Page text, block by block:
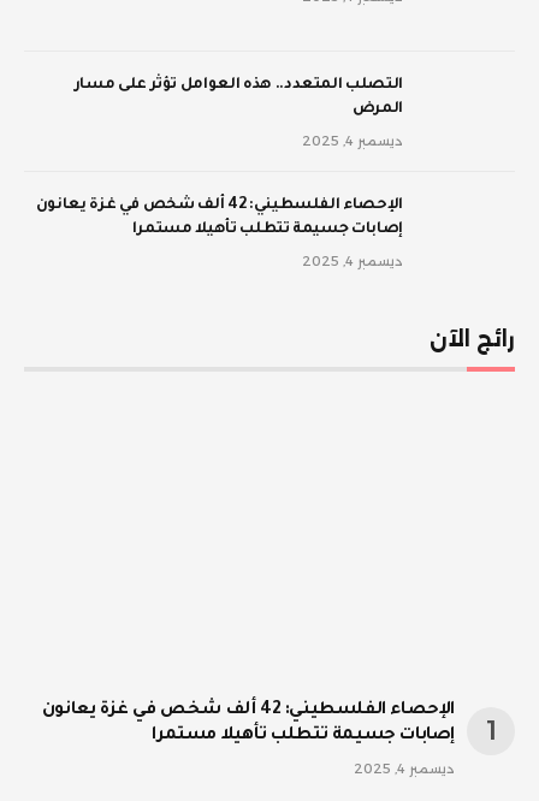
‫التصلب المتعدد.. هذه العوامل تؤثر على مسار
المرض
ديسمبر 4, 2025
الإحصاء الفلسطيني: 42 ألف شخص في غزة يعانون
إصابات جسيمة تتطلب تأهيلا مستمرا
ديسمبر 4, 2025
رائج الآن
الإحصاء الفلسطيني: 42 ألف شخص في غزة يعانون
إصابات جسيمة تتطلب تأهيلا مستمرا
ديسمبر 4, 2025